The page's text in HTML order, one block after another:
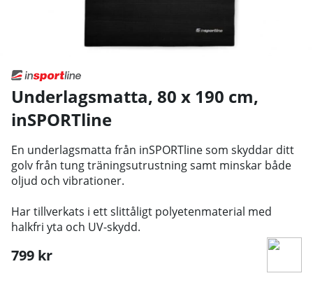
Underlagsmatta, 80 x 190 cm,
inSPORTline
En underlagsmatta från inSPORTline som skyddar ditt
golv från tung träningsutrustning samt minskar både
oljud och vibrationer.
Har tillverkats i ett slittåligt polyetenmaterial med
halkfri yta och UV-skydd.
799 kr